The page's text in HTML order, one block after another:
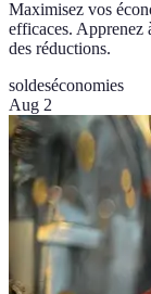
Maximisez vos
efficaces. Apprenez
des réductions.
soldeséconomies
Aug 2